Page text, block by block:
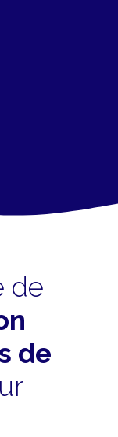
de
de